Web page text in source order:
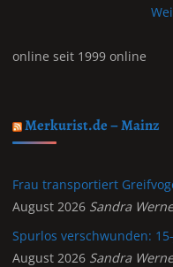
online seit 1999 online
Merkurist.de – Mainz
Frau transportiert
August 2026 Sandra
Spurlos verschwunden:
August 2026 Sandra